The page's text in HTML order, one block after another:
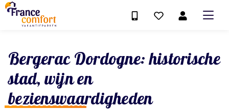
Bergerac Dordogne: historische
stad, wijn en
bezienswaardigheden